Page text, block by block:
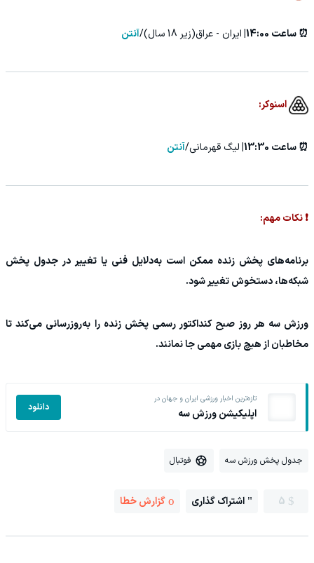
⏰ ساعت 14:00| ایران - عراق(زیر 18 سال)/ آنتن
اسنوکر:
⏰ ساعت 13:30| لیگ قهرمانی/آنتن
❗ نکات مهم:
برنامه‌های پخش زنده ممکن است به‌دلایل فنی یا تغییر در جدول پخش
شبکه‌ها، دستخوش تغییر شود.
ورزش سه هر روز صبح کنداکتور رسمی پخش زنده را به‌روزرسانی می‌کند تا
مخاطبان از هیچ بازی مهمی جا نمانند.
تازه‌ترین اخبار ورزشی ایران و جهان در
اپلیکیشن ورزش سه دانلود
جدول پخش ورزش سه فوتبال
5 اشتراک گذاری گزارش خطا